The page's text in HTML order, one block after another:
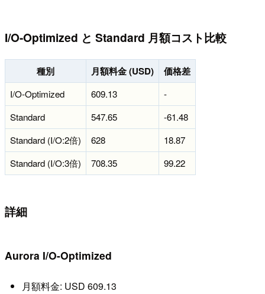
I/O-Optimized と Standard 月額コスト比較
種別 月額料金 (USD) 価格差
I/O-Optimized 609.13
-
Standard
547.65
-61.48
Standard (I/O:2倍)
628
18.87
Standard (I/O:3倍)
708.35 99.22
詳細
Aurora I/O-Optimized
月額料金: USD 609.13